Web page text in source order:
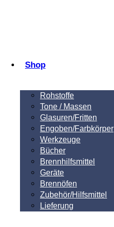
Shop
Rohstoffe
Tone / Massen
Glasuren/Fritten
Engoben/Farbkörper
Werkzeuge
Bücher
Brennhilfsmittel
Geräte
Brennöfen
Zubehör/Hilfsmittel
Lieferung